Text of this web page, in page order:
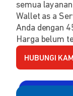
semua
Wallet as a
Anda dengan
Harga belum
HUBUNGI KAMI